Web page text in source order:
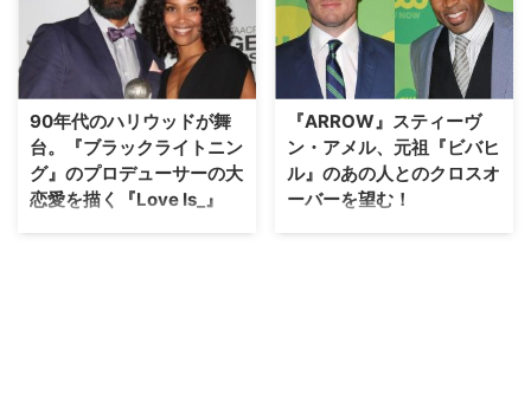
アムズ）の活躍に加え、父を補佐
する娘たちの精神的な成長も見ど
ころ。米CWで今年1月から放送
されたシーズン1に続き、早くも
【関連記事】米TVガイドが選ぶ
注目新作海外ドラマ1…
じたソフィア・ヴァジリーヴァ
が、米CWで放送しているDCド
ラマ『ブラックライトニング』シ
ーズン2に出演することがわかっ
【関連記事】『ブラックライトニ
ング』のほか、米…
90年代のハリウッドが舞
台。『ブラックライトニン
グ』のプロデューサーの大
恋愛を描く『Love Is_』
90年代のハリウッドを舞台にテ
『ARROW』スティーヴ
ン・アメル、元祖『ビバヒ
ル』のあの人とのクロスオ
ーバーを望む！
DCコミック原作のスーパーヒー